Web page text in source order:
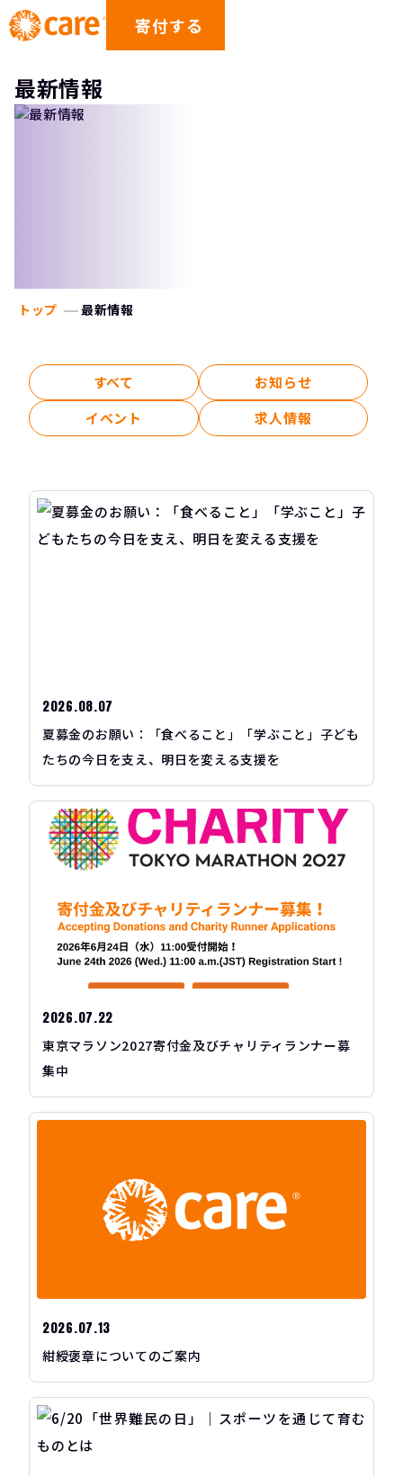
寄付する
最新情報
トップ 最新情報
すべて
お知らせ
イベント
求人情報
2026.08.07
夏募金のお願い：「食べること」「学ぶこと」子ども
たちの今日を支え、明日を変える支援を
2026.07.22
東京マラソン2027寄付金及びチャリティランナー募
集中
2026.07.13
紺綬褒章についてのご案内